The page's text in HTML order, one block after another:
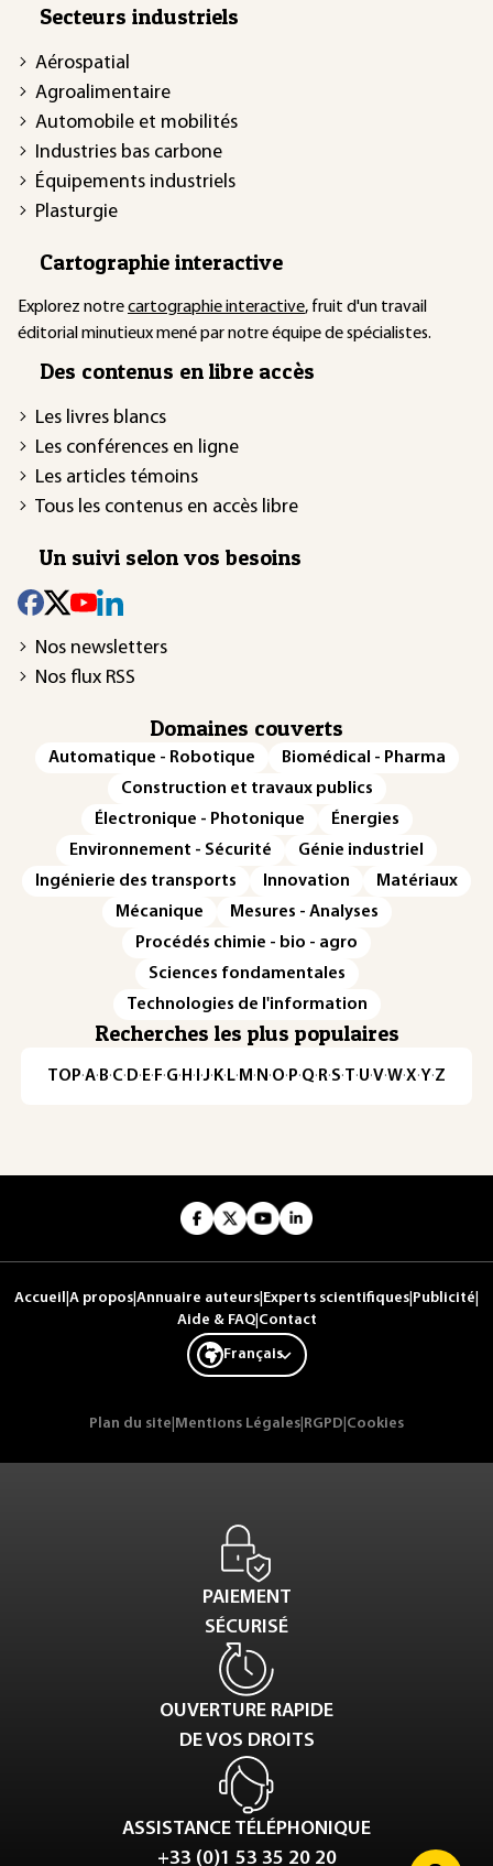
Secteurs industriels
Aérospatial
Agroalimentaire
Automobile et mobilités
Industries bas carbone
Équipements industriels
Plasturgie
Cartographie interactive
Explorez notrecartographie interactive, fruit d'un travail
éditorial minutieux mené par notre équipe de spécialistes.
Des contenus en libre accès
Les livres blancs
Les conférences en ligne
Les articles témoins
Tous les contenus en accès libre
Un suivi selon vos besoins
Nos newsletters
Nos flux RSS
Domaines couverts
Automatique - Robotique
Biomédical - Pharma
Construction et travaux publics
Électronique - Photonique
Énergies
Environnement - Sécurité
Génie industriel
Ingénierie des transports
Innovation
Matériaux
Mécanique
Mesures - Analyses
Procédés chimie - bio - agro
Sciences fondamentales
Technologies de l'information
Recherches les plus populaires
TOP·A·B·C· D· E· F·G· H · ·J· K· L· M · N ·O· P·Q· R·S·T·U·V·W·X·Y·Z
Accueil A propos Annuaire auteurs Experts scientifiques Publicité
Aide & FAQ| Contact
Français
Plan du site Mentions Légales RGPD Cookies
PAIEMENT
SÉCURISÉ
OUVERTURE RAPIDE
DE VOS DROITS
ASSISTANCE TÉLÉPHONIQUE
+33 (0)1 53 35 20 20